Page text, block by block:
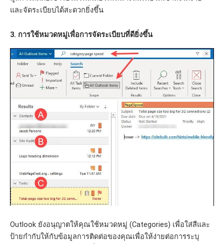
และจัดระเบียบได้สะดวกยิ่งขึ้น
3. การใช้หมวดหมู่เพื่อการจัดระเบียบที่ดียิ่งขึ้น
Outlook ยังอนุญาตให้คุณใช้หมวดหมู่ (Categories) เพื่อใส่สีและ
ป้ายกำกับให้กับข้อมูลการติดต่อของคุณเพื่อให้ง่ายต่อการระบุ